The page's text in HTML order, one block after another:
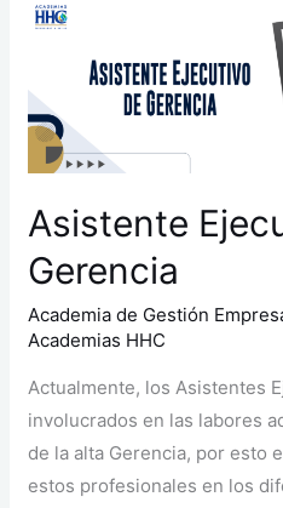
Asistente
Gerencia
Academia de Gestión
Academias HHC
Actualmente, los Asistentes
involucrados en las labores
de la alta Gerencia, por esto
estos profesionales en los
Asistente
Gerencia